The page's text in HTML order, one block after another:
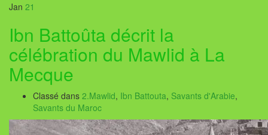
Jan 21
Ibn Battoûta décrit la
célébration du Mawlid à La
Mecque
Classé dans 2.Mawlid, Ibn Battouta, Savants d'Arabie,
Savants du Maroc